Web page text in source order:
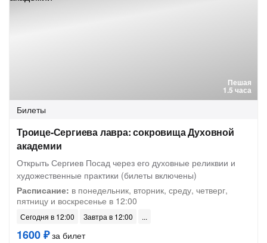
Пешая
1.5 часа
Билеты
Троице-Сергиева лавра: сокровища Духовной
академии
Открыть Сергиев Посад через его духовные реликвии и
художественные практики (билеты включены)
Расписание: в понедельник, вторник, среду, четверг,
пятницу и воскресенье в 12:00
Сегодня в 12:00 Завтра в 12:00
1600 ₽за билет